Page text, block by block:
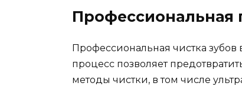
Профессиональная
Профессиональная чистка зубов
процесс позволяет
методы чистки, в том числе